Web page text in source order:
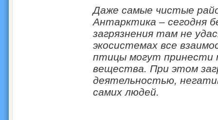
Даже самые чистые
Антарктика – сегодня
загрязнения там не
экосистемах все
птицы могут принести
вещества. При этом
деятельностью,
самих людей.